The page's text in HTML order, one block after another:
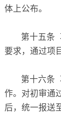
体上公布。
第十五条
要求，通过项
第十六条
作。对初审通
后，统一报送